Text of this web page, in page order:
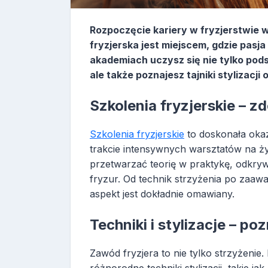
Rozpoczęcie kariery w fryzjerstwie
fryzjerska jest miejscem, gdzie
akademiach uczysz się nie tylko
ale także poznajesz tajniki stylizacji
Szkolenia fryzjerskie –
Szkolenia fryzjerskie to doskonała
trakcie intensywnych warsztatów na
przetwarzać teorię w praktykę,
fryzur. Od technik strzyżenia po
aspekt jest dokładnie omawiany.
Techniki i stylizacje –
Zawód fryzjera to nie tylko strzyżenie.